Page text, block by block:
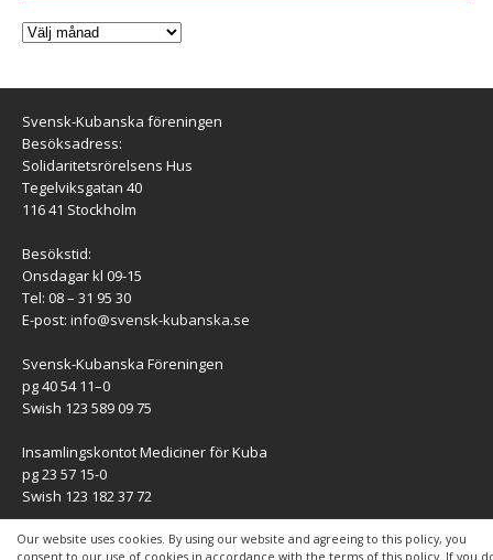
Our website uses cookies. By using our website and agreeing to this policy, you
consent to our use of cookies in accordance with the terms of this policy. If you
Svensk-Kubanska föreningen
Besöksadress:
Solidaritetsrörelsens Hus
Tegelviksgatan 40
116 41 Stockholm
Besökstid:
Onsdagar kl 09-15
Tel: 08 – 31 95 30
E-post: info@svensk-kubanska.se
Svensk-Kubanska Föreningen
pg 40 54 11–0
Swish 123 589 09 75
Insamlingskontot Mediciner för Kuba
pg 23 57 15-0
Swish 123 182 37 72
KONTAKT